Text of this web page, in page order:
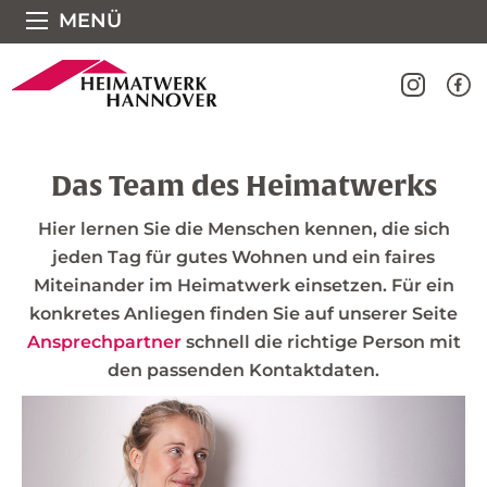
Direkt zum Seiteninhalt springen
MENÜ
Das Team des Heimatwerks
Hier lernen Sie die Menschen kennen, die sich
jeden Tag für gutes Wohnen und ein faires
Miteinander im Heimatwerk einsetzen. Für ein
konkretes Anliegen finden Sie auf unserer Seite
Ansprechpartnerschnell die richtige Person mit
den passenden Kontaktdaten.